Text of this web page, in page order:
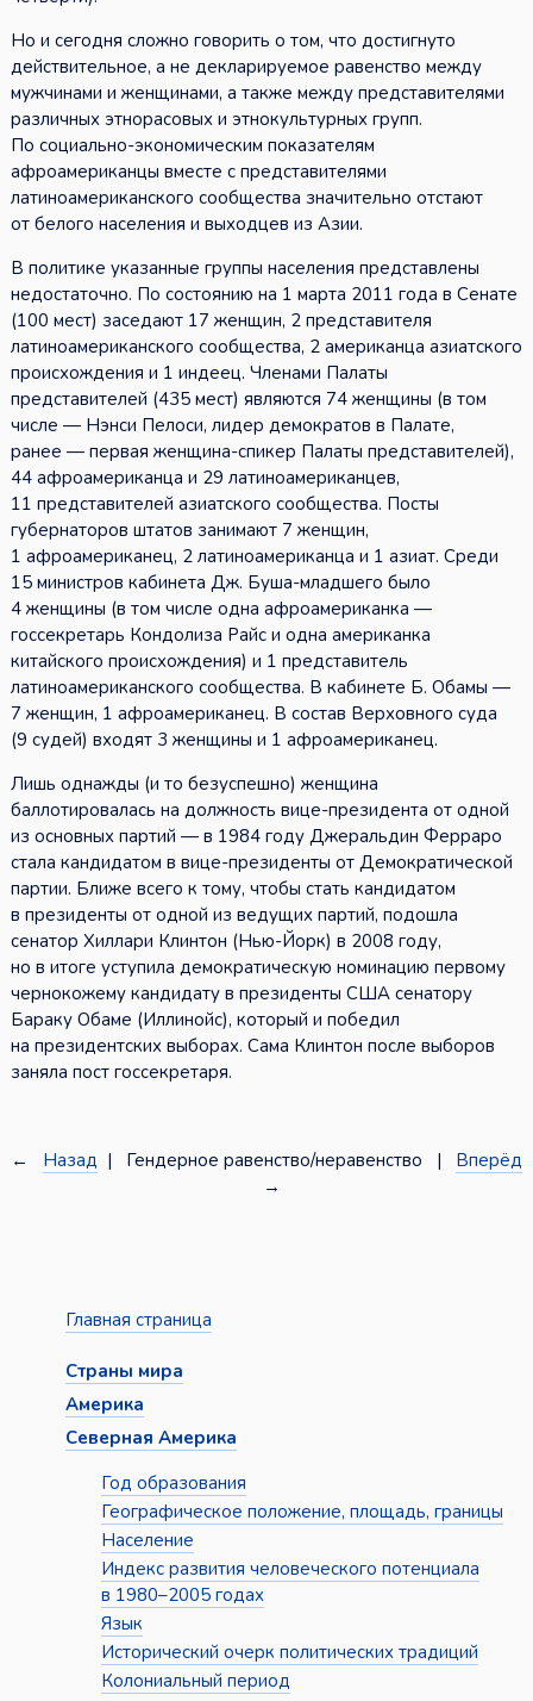
Но и сегодня сложно говорить о том, что достигнуто
действительное, а не декларируемое равенство между
мужчинами и женщинами, а также между представителями
различных этнорасовых и этнокультурных групп.
По социально-экономическим показателям
афроамериканцы вместе с представителями
латиноамериканского сообщества значительно отстают
от белого населения и выходцев из Азии.
В политике указанные группы населения представлены
недостаточно. По состоянию на 1 марта 2011 года в Сенате
(100 мест) заседают 17 женщин, 2 представителя
латиноамериканского сообщества, 2 американца азиатского
происхождения и 1 индеец. Членами Палаты
представителей (435 мест) являются 74 женщины (в том
числе — Нэнси Пелоси, лидер демократов в Палате,
ранее — первая женщина-спикер Палаты представителей),
44 афроамериканца и 29 латиноамериканцев,
11 представителей азиатского сообщества. Посты
губернаторов штатов занимают 7 женщин,
1 афроамериканец, 2 латиноамериканца и 1 азиат. Среди
15 министров кабинета Дж. Буша-младшего было
4 женщины (в том числе одна афроамериканка —
госсекретарь Кондолиза Райс и одна американка
китайского происхождения) и 1 представитель
латиноамериканского сообщества. В кабинете Б. Обамы —
7 женщин, 1 афроамериканец. В состав Верховного суда
(9 судей) входят 3 женщины и 1 афроамериканец.
Лишь однажды (и то безуспешно) женщина
баллотировалась на должность вице-президента от одной
из основных партий — в 1984 году Джеральдин Ферраро
стала кандидатом в вице-президенты от Демократической
партии. Ближе всего к тому, чтобы стать кандидатом
в президенты от одной из ведущих партий, подошла
сенатор Хиллари Клинтон (Нью-Йорк) в 2008 году,
но в итоге уступила демократическую номинацию первому
чернокожему кандидату в президенты США сенатору
Бараку Обаме (Иллинойс), который и победил
на президентских выборах. Сама Клинтон после выборов
заняла пост госсекретаря.
← Назад | Гендерное равенство/неравенство | Вперёд
→
Главная страница
Страны мира
Америка
Северная Америка
Год образования
Географическое положение, площадь, границы
Население
Индекс развития человеческого потенциала
в 1980–2005 годах
Язык
Исторический очерк политических традиций
Колониальный период